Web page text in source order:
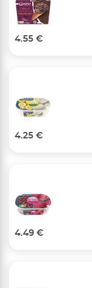
4.55 €
4.25 €
4.49 €